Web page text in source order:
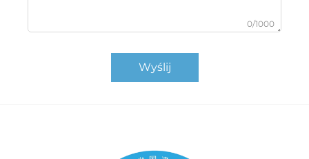
0/1000
Wyślij